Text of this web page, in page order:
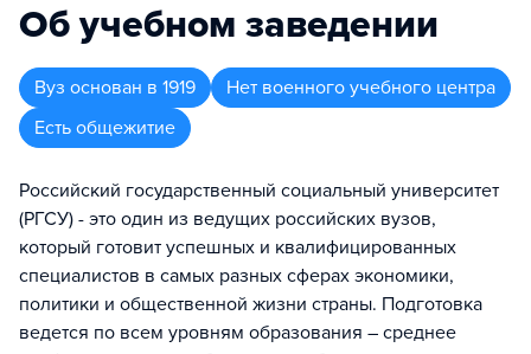
Об учебном заведении
Вуз основан в 1919
Нет военного учебного центра
Есть общежитие
Российский государственный социальный университет
(РГСУ) - это один из ведущих российских вузов,
который готовит успешных и квалифицированных
специалистов в самых разных сферах экономики,
политики и общественной жизни страны. Подготовка
ведется по всем уровням образования – среднее